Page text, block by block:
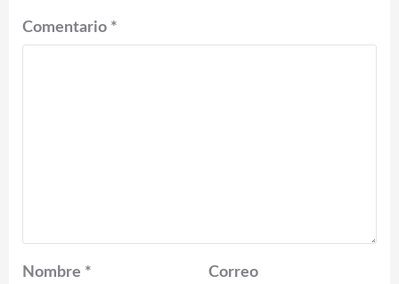
Comentario *
Nombre *
Correo